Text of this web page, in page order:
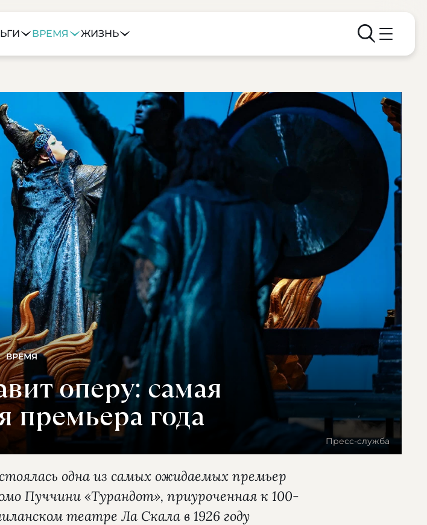
ВРЕМЯ ЖИЗНЬ
ВРЕМЯ
оперу: самая
премьера года
Пресс-служба
одна из самых ожидаемых премьер
Пуччини «Турандот», приуроченная к 100-
театре Ла Скала в 1926 году